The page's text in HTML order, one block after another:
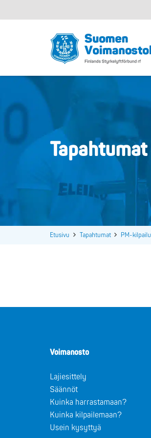
Tapahtumat
Etusivu Tapahtumat PM-kilpailu
Voimanosto
Lajiesittely
Säännöt
Kuinka harrastamaan?
Kuinka kilpailemaan?
Usein kysyttyä